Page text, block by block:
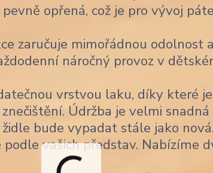
opřená, což je pro vývoj
zaručuje mimořádnou odolnost a
náročný provoz v
vrstvou laku, díky které je
Údržba je velmi snadná
bude vypadat stále jako nová.
vašich představ. Nabízíme